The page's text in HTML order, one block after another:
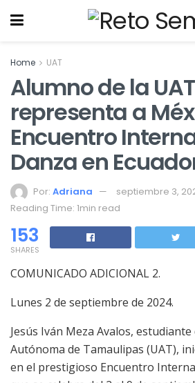
Home UAT
Alumno de la UAT
representa a
Encuentro
Danza en
Por: Adriana
septiembre 3,
Reading Time: 1min read
153
SHARES
COMUNICADO ADICIONAL 2.
Lunes 2 de septiembre de 2024.
Jesús Iván Meza Avalos,
Autónoma de Tamaulipas (UAT),
en el prestigioso Encuentro